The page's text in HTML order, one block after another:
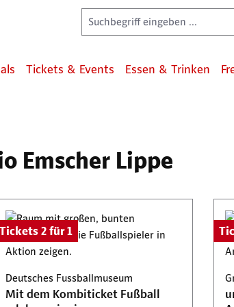
Tickets & Events Essen & Trinken
Emscher Lippe
Tickets 2 für 1
Deutsches Fussballmuseum
Mit dem Kombiticket Fußball